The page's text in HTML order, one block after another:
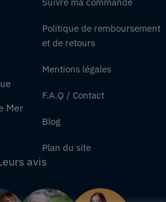
Mer
Politique de remboursement
et de retours
Mentions légales
F.A.Q / Contact
Blog
Plan du site
avis